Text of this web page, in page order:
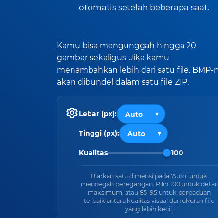
otomatis setelah beberapa saat.
Kamu bisa mengunggah hingga 20
gambar sekaligus. Jika kamu
menambahkan lebih dari satu file, BMP-
akan dibundel dalam satu file ZIP.
Lebar (px):
Tinggi (px):
Kualitas 100
Biarkan satu dimensi pada 'Auto' untuk
mencegah peregangan. Pilih 100 untuk detail
maksimum, atau 85–95 untuk perpaduan
terbaik antara kualitas visual dan ukuran file
yang lebih kecil.